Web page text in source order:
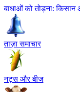
बाधाओं को तोड़ना:
ताज़ा समाचार
नट्स और बीज